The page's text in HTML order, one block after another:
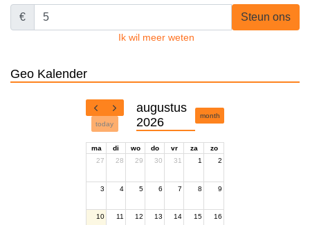
€ Steun ons
Ik wil meer weten
Geo Kalender
today
augustus
2026
month
ma di wo do vr za
zo
27
28 29 30 31 1 2
3 4 5 6 7 8 9
10 11 12 13 14 15 16